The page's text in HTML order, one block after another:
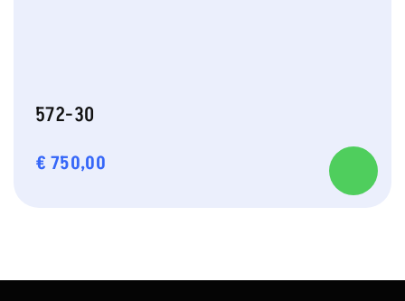
572-30
€ 750,00